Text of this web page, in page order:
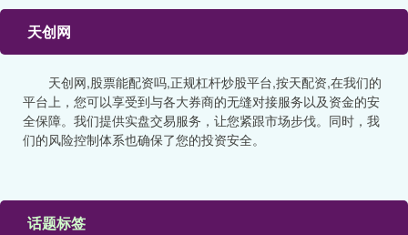
天创网
天创网,股票能配资吗,正规杠杆炒股平台,按天配资,在我们的
平台上，您可以享受到与各大券商的无缝对接服务以及资金的安
全保障。我们提供实盘交易服务，让您紧跟市场步伐。同时，我
们的风险控制体系也确保了您的投资安全。
话题标签